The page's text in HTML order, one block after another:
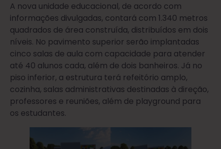
A nova unidade educacional, de acordo com
informações divulgadas, contará com 1.340 metros
quadrados de área construída, distribuídos em dois
níveis. No pavimento superior serão implantadas
cinco salas de aula com capacidade para atender
até 40 alunos cada, além de dois banheiros. Já no
piso inferior, a estrutura terá refeitório amplo,
cozinha, salas administrativas destinadas à direção,
professores e reuniões, além de playground para
os estudantes.